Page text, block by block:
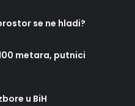
se ne hladi?
metara, putnici
u BiH